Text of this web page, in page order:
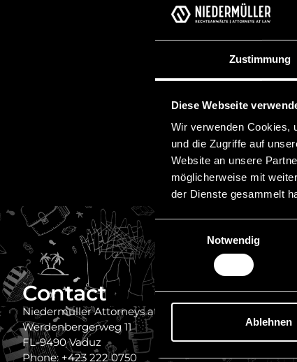
Zustimmung
Diese Webseite
Wir verwenden Cookies,
und die Zugriffe auf
Website an unsere
möglicherweise mit
der Dienste gesammelt
Notwendig
Ablehnen
Contact
Niedermüller Attorneys at Law
Werdenbergerweg 11
FL-9490 Vaduz
Phone: +423 222 0750